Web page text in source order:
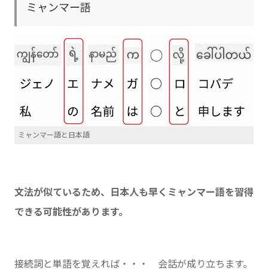
ミャンマー語
ミャンマー語と日本語
文法が似ているため、日本人も早くミャンマー語を習得
できる可能性があります。
接続詞と単語を覚えれば・・・ 会話が成り立ちます。